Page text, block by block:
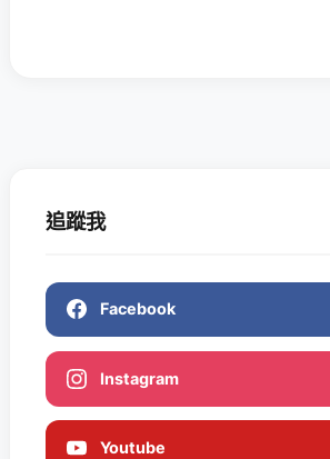
追蹤我
Facebook
Instagram
Youtube